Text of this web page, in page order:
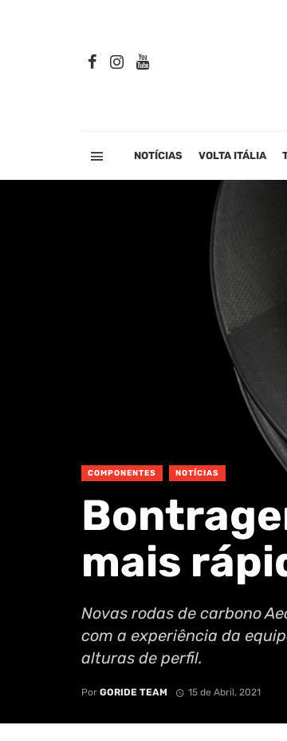
NOTÍCIAS VOLTA ITÁLIA
COMPONENTES NOTÍCIAS
mais
Novas rodas de carbono
com a experiência da
alturas de perfil.
Por GORIDE TEAM 15 de Abril, 2021